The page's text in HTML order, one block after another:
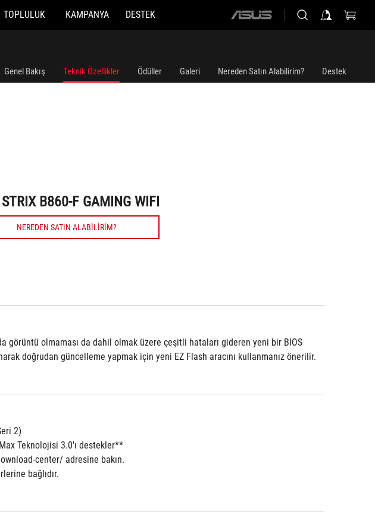
TOPLULUK KAMPANYA DESTEK
ASUS
Genel Bakış Teknik Özellikler Ödüller Galeri Nereden Satın Alabilirim? Destek
STRIX B860-F GAMING WIFI
NEREDEN SATIN ALABILIRIM?
görüntü olmaması da dahil olmak üzere çeşitli hataları gideren yeni bir BIOS
doğrudan güncelleme yapmak için yeni EZ Flash aracını kullanmanız önerilir.
2)
Teknolojisi 3.0'ı destekler**
center/ adresine bakın.
bağlıdır.